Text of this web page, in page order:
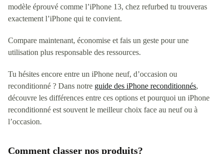
modèle éprouvé comme l’iPhone 13, chez refurbed tu trouveras
exactement l’iPhone qui te convient.
Compare maintenant, économise et fais un geste pour une
utilisation plus responsable des ressources.
Tu hésites encore entre un iPhone neuf, d’occasion ou
reconditionné ? Dans notre guide des iPhone reconditionnés,
découvre les différences entre ces options et pourquoi un iPhone
reconditionné est souvent le meilleur choix face au neuf ou à
l’occasion.
Comment classer nos produits?